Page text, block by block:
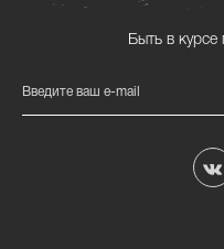
Быть в курсе
Введите ваш e-mail